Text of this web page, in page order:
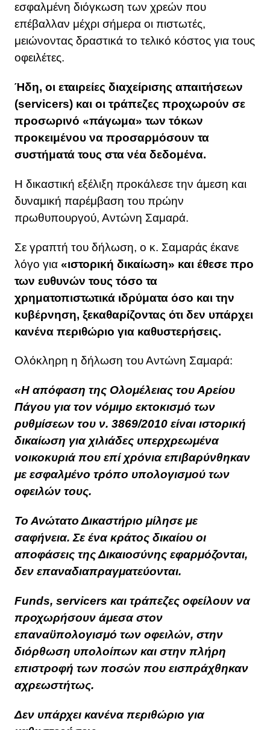
εσφαλμένη διόγκωση των χρεών που
επέβαλλαν μέχρι σήμερα οι πιστωτές,
μειώνοντας δραστικά το τελικό κόστος για τους
οφειλέτες.
Ήδη, οι εταιρείες διαχείρισης απαιτήσεων
(servicers) και οι τράπεζες προχωρούν σε
προσωρινό «πάγωμα» των τόκων
προκειμένου να προσαρμόσουν τα
συστήματά τους στα νέα δεδομένα.
Η δικαστική εξέλιξη προκάλεσε την άμεση και
δυναμική παρέμβαση του πρώην
πρωθυπουργού, Αντώνη Σαμαρά.
Σε γραπτή του δήλωση, ο κ. Σαμαράς έκανε
λόγο για «ιστορική δικαίωση» και έθεσε προ
των ευθυνών τους τόσο τα
χρηματοπιστωτικά ιδρύματα όσο και την
κυβέρνηση, ξεκαθαρίζοντας ότι δεν υπάρχει
κανένα περιθώριο για καθυστερήσεις.
Ολόκληρη η δήλωση του Αντώνη Σαμαρά:
«Η απόφαση της Ολομέλειας του Αρείου
Πάγου για τον νόμιμο εκτοκισμό των
ρυθμίσεων του ν. 3869/2010 είναι ιστορική
δικαίωση για χιλιάδες υπερχρεωμένα
νοικοκυριά που επί χρόνια επιβαρύνθηκαν
με εσφαλμένο τρόπο υπολογισμού των
οφειλών τους.
Το Ανώτατο Δικαστήριο μίλησε με
σαφήνεια. Σε ένα κράτος δικαίου οι
αποφάσεις της Δικαιοσύνης εφαρμόζονται,
δεν επαναδιαπραγματεύονται.
Funds, servicers και τράπεζες οφείλουν να
προχωρήσουν άμεσα στον
επαναϋπολογισμό των οφειλών, στην
διόρθωση υπολοίπων και στην πλήρη
επιστροφή των ποσών που εισπράχθηκαν
αχρεωστήτως.
Δεν υπάρχει κανένα περιθώριο για